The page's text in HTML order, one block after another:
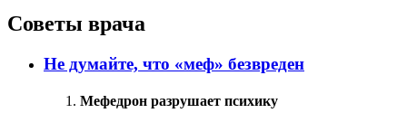
Советы врача
Не думайте, что «меф» безвреден
Мефедрон разрушает психику